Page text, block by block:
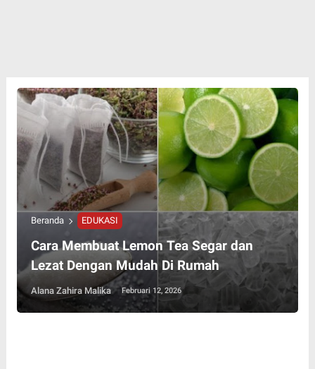
Beranda EDUKASI
Cara Membuat Lemon Tea Segar dan
Lezat Dengan Mudah Di Rumah
Alana Zahira Malika Februari 12, 2026